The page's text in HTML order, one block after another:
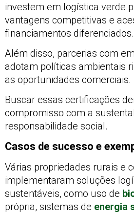
investem em logística verde
vantagens competitivas e
financiamentos diferenciados.
Além disso, parcerias com
adotam políticas ambientais
as oportunidades comerciais.
Buscar essas certificações
compromisso com a
responsabilidade social.
Casos de sucesso e
Várias propriedades rurais e
implementaram soluções
sustentáveis, como uso de
própria, sistemas de energia